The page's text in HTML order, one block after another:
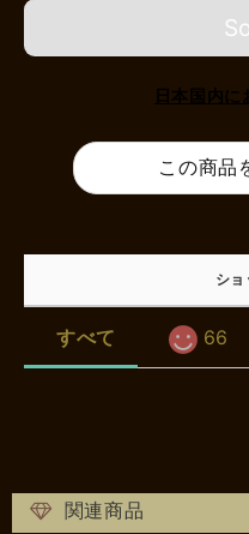
日本国内
この商品
シ
すべて 66
関連商品